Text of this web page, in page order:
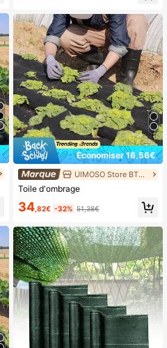
Économiser 16,56€
UIMOSO Store BTG EU
Toile d'ombrage
34 ,82€ -32% 51,38€